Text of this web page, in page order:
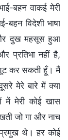
बहन वाकई मेरी
विदेशी भाषा
दुख महसूस हुआ
प्रतिभा नहीं है,
कर सकती हूँ। मैं
मेरे बारे में क्या
में मेरी कोई खास
जो गा और नाच
थे। हर कोई